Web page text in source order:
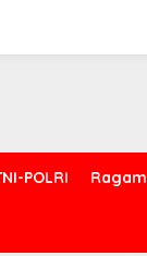
POLRI Ragam